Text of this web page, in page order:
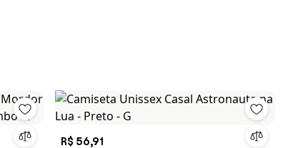
R$ 56,91